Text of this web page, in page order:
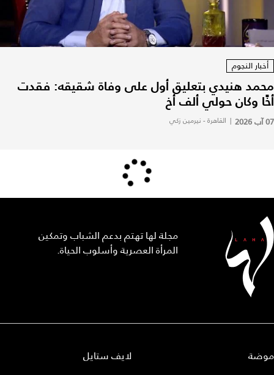
أخبار النجوم
محمد هنيدي بتعليق أول على وفاة شقيقه: فقدت
أخًا وكان حولي ألف أخ
07 آب 2026 | القاهرة - نيرمين زكي
مجلة لها تهتم بدعم الشباب وتمكين
المرأة العصرية وأسلوب الحياة.
موضة
لايف ستايل